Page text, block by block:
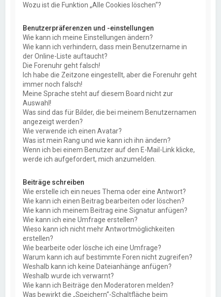
Wozu ist die Funktion „Alle Cookies löschen“?
Benutzerpräferenzen und -einstellungen
Wie kann ich meine Einstellungen ändern?
Wie kann ich verhindern, dass mein Benutzername in
der Online-Liste auftaucht?
Die Forenuhr geht falsch!
Ich habe die Zeitzone eingestellt, aber die Forenuhr geht
immer noch falsch!
Meine Sprache steht auf diesem Board nicht zur
Auswahl!
Was sind das für Bilder, die bei meinem Benutzernamen
angezeigt werden?
Wie verwende ich einen Avatar?
Was ist mein Rang und wie kann ich ihn ändern?
Wenn ich bei einem Benutzer auf den E-Mail-Link klicke,
werde ich aufgefordert, mich anzumelden.
Beiträge schreiben
Wie erstelle ich ein neues Thema oder eine Antwort?
Wie kann ich einen Beitrag bearbeiten oder löschen?
Wie kann ich meinem Beitrag eine Signatur anfügen?
Wie kann ich eine Umfrage erstellen?
Wieso kann ich nicht mehr Antwortmöglichkeiten
erstellen?
Wie bearbeite oder lösche ich eine Umfrage?
Warum kann ich auf bestimmte Foren nicht zugreifen?
Weshalb kann ich keine Dateianhänge anfügen?
Weshalb wurde ich verwarnt?
Wie kann ich Beiträge den Moderatoren melden?
Was bewirkt die „Speichern“-Schaltfläche beim